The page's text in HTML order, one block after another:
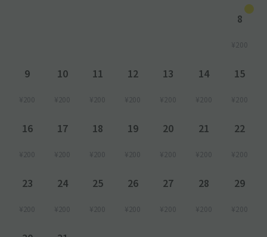
8
¥200
9
¥200
10
¥200
11
¥200
12
¥200
13
¥200
14
¥200
15
¥200
16
¥200
17
¥200
18
¥200
19
¥200
20
¥200
21
¥200
22
¥200
23
¥200
24
¥200
25
¥200
26
¥200
27
¥200
28
¥200
29
¥200